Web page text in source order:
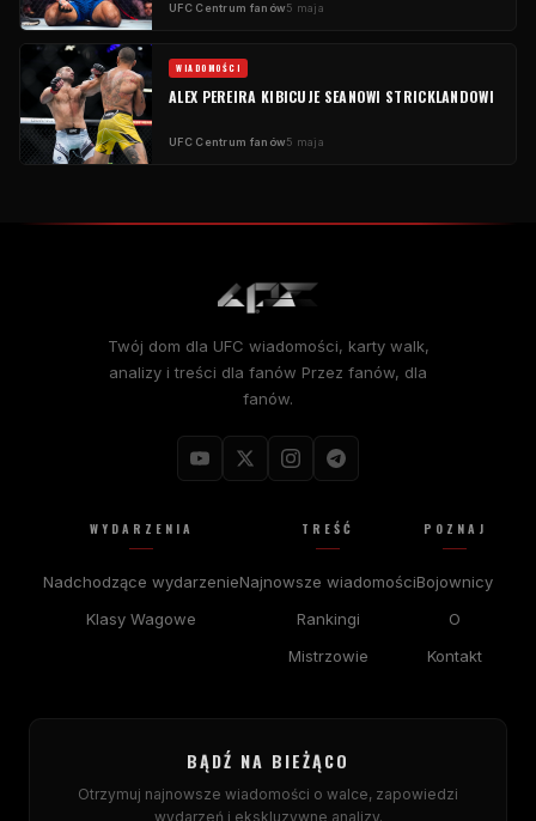
UFCCentrum fanów5 maja
WIADOMOŚCI
ALEX PEREIRA KIBICUJE SEANOWI STRICKLANDOWI
UFCCentrum fanów5 maja
Twój dom dla UFC wiadomości, karty walk,
analizy i treści dla fanów Przez fanów, dla
fanów.
WYDARZENIA
Nadchodzące wydarzenie
Klasy Wagowe
TREŚĆ
Najnowsze wiadomości
Rankingi
Mistrzowie
POZNAJ
Bojownicy
O
Kontakt
BĄDŹ NA BIEŻĄCO
Otrzymuj najnowsze wiadomości o walce, zapowiedzi
wydarzeń i ekskluzywne analizy.